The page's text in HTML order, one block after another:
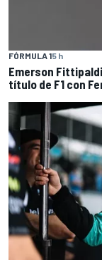
FÓRMULA 15 h
Emerson
título de F1 con